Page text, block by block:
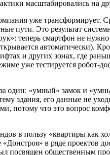
масштабировались на
уже трансформирует.
пути. Это результат
теперь смартфон не
автоматически).
и других зонах, где
уже тестируется робот-
один: «умный» замок и
здания, его данные не
потому что это вопрос
в пользу «квартиры как
в ряде проектов
посвящен общественным